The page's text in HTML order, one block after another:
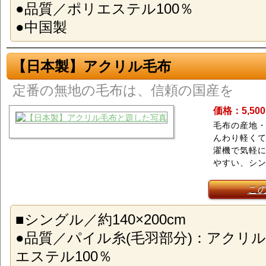
●品質／ポリエステル100％
●中国製
【日本製】アクリル毛布
定番の無地の毛布は、信頼の国産を
価格：
毛布の産地
んわり軽く
濯機で気軽
やすい、シ
こ
■シングル／約140×200cm
●品質／パイル糸(毛羽部分)：アクリ
エステル100％